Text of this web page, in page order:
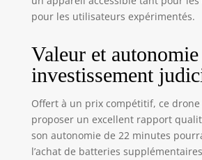
pour les utilisateurs expérimentés.
Valeur et
investissement
Offert à un prix compétitif, ce drone
proposer un excellent rapport
son autonomie de 22 minutes
l’achat de batteries